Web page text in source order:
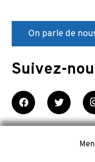
On parle de
Suivez-